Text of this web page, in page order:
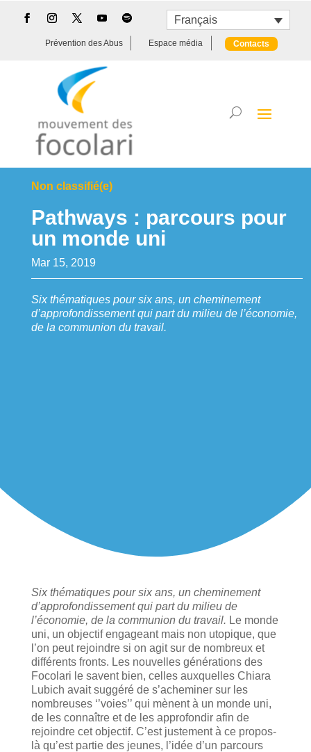
Français
Prévention des Abus Espace média Contacts
Non classifié(e)
Pathways : parcours pour
un monde uni
Mar 15, 2019
Six thématiques pour six ans, un cheminement
d’approfondissement qui part du milieu de l’économie,
de la communion du travail.
Six thématiques pour six ans, un cheminement
d’approfondissement qui part du milieu de
l’économie, de la communion du travail. Le monde
uni, un objectif engageant mais non utopique, que
l’on peut rejoindre si on agit sur de nombreux et
différents fronts. Les nouvelles générations des
Focolari le savent bien, celles auxquelles Chiara
Lubich avait suggéré de s’acheminer sur les
nombreuses ‘’voies’’ qui mènent à un monde uni,
de les connaître et de les approfondir afin de
rejoindre cet objectif. C’est justement à ce propos-
là qu’est partie des jeunes, l’idée d’un parcours